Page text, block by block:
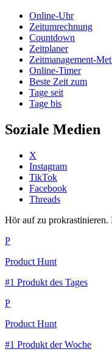
Online-Uhr
Zeitumrechnung
Countdown
Zeitplaner
Zeitmanagement-
Online-Timer
Beste Zeit zum
Tage seit
Tage bis
Soziale Medien
X
Instagram
TikTok
Facebook
Threads
Hör auf zu prokrastinieren.
P
Product Hunt
#1 Produkt des Tages
P
Product Hunt
#1 Produkt der Woche